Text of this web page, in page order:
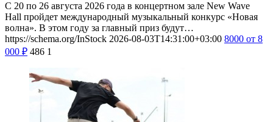
С 20 по 26 августа 2026 года в концертном зале New Wave
Hall пройдет международный музыкальный конкурс «Новая
волна». В этом году за главный приз будут…
https://schema.org/InStock 2026-08-03T14:31:00+03:00 8000 от 8
000 ₽ 486 1